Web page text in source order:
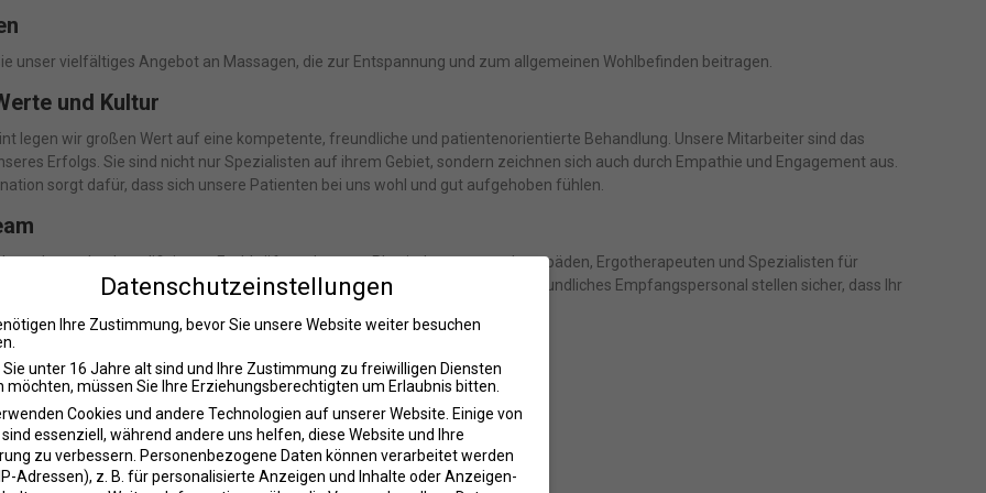
unser vielfältiges Angebot an Massagen, die zur Entspannung und zum allgemeinen Wohlbefinden beitragen.
und Kultur
legen wir großen Wert auf eine kompetente, freundliche und patientenorientierte Behandlung. Unsere Mitarbeiter sind das
Erfolgs. Sie sind nicht nur Spezialisten auf ihrem Gebiet, sondern zeichnen sich auch durch Empathie und Engagement aus.
sorgt dafür, dass sich unsere Patienten bei uns wohl und gut aufgehoben fühlen.
besteht aus hochqualifizierten Fachkräften, darunter Physiotherapeuten, Logopäden, Ergotherapeuten und Spezialisten für
Unsere Geschäftsleitung, Yvonne und Jürgen Wurster, sowie unser freundliches Empfangspersonal stellen sicher, dass Ihr
reibungslos und angenehm verläuft.
im Überblick
(Physiotherapeut)
(Logopädin)
(Physiotherapeut)
(Rezeption)
Pepe
Datenschutzeinstellungen
Ihre Zustimmung, bevor Sie unsere Website weiter besuchen
Sie unter 16 Jahre alt sind und Ihre Zustimmung zu freiwilligen Diensten
möchten, müssen Sie Ihre Erziehungsberechtigten um Erlaubnis bitten.
Cookies und andere Technologien auf unserer Website. Einige von
essenziell, während andere uns helfen, diese Website und Ihre
zu verbessern. Personenbezogene Daten können verarbeitet werden
Adressen), z. B. für personalisierte Anzeigen und Inhalte oder Anzeigen-